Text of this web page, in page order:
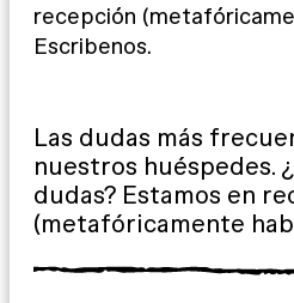
recepción
Escribenos.
Las dudas más
nuestros huéspedes.
dudas? Estamos en
(metafóricamente